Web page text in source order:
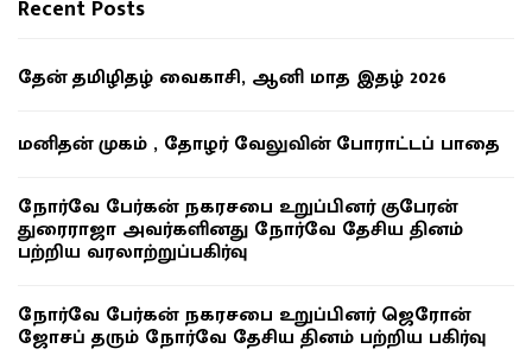
Recent Posts
தேன் தமிழிதழ் வைகாசி, ஆனி மாத இதழ் 2026
மனிதன் முகம் , தோழர் வேலுவின் போராட்டப் பாதை
நோர்வே பேர்கன் நகரசபை உறுப்பினர் குபேரன்
துரைராஜா அவர்களினது நோர்வே தேசிய தினம்
பற்றிய வரலாற்றுப்பகிர்வு
நோர்வே பேர்கன் நகரசபை உறுப்பினர் ஜெரோன்
ஜோசப் தரும் நோர்வே தேசிய தினம் பற்றிய பகிர்வு